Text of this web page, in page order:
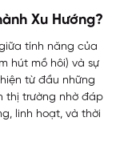
Xu Hướng?
tính năng của
hút mồ hôi) và sự
từ đầu những
thị trường nhờ đáp
linh hoạt, và thời